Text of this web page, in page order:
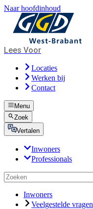
Naar hoofdinhoud
Lees Voor
Locaties
Werken bij
Contact
Menu
Zoek
Vertalen
Inwoners
Professionals
Inwoners
Veelgestelde vragen